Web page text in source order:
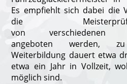
Es empfiehlt sich dabei die
die
von verschiedenen
angeboten werden,
Weiterbildung dauert etwa
etwa ein Jahr in Vollzeit,
möglich sind.